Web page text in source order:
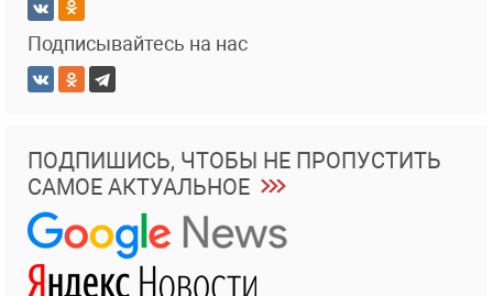
Подписывайтесь на нас
ПОДПИШИСЬ, ЧТОБЫ НЕ ПРОПУСТИТЬ
САМОЕ АКТУАЛЬНОЕ